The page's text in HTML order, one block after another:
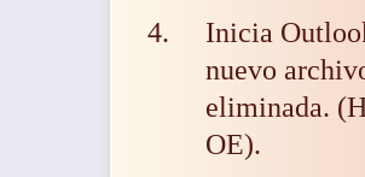
Inicia
nuevo
eliminada.
OE).